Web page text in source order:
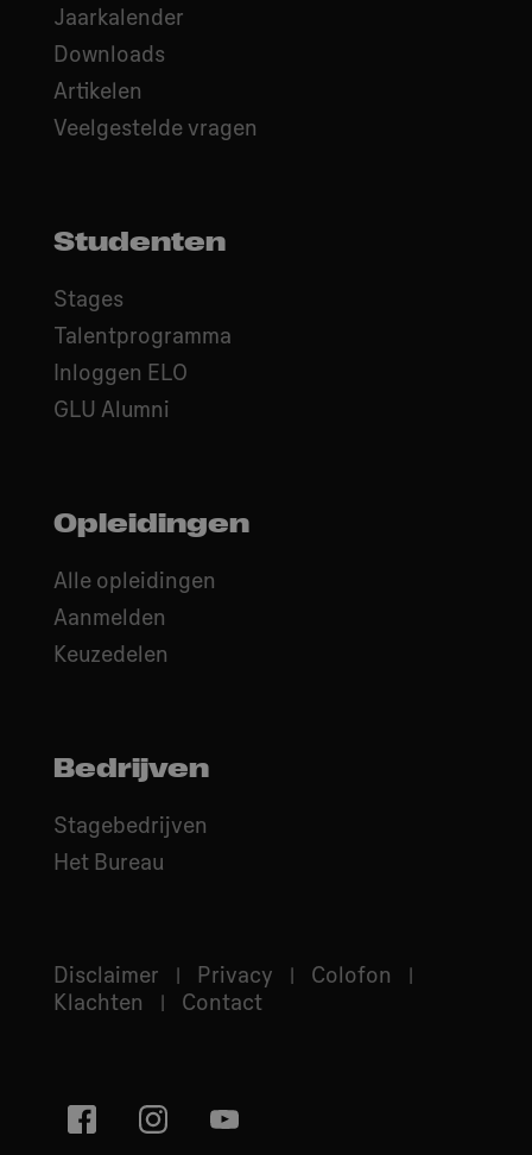
Jaarkalender
Downloads
Artikelen
Veelgestelde vragen
Studenten
Stages
Talentprogramma
Inloggen ELO
GLU Alumni
Opleidingen
Alle opleidingen
Aanmelden
Keuzedelen
Bedrijven
Stagebedrijven
Het Bureau
Disclaimer Privacy
Colofon
Klachten
Contact